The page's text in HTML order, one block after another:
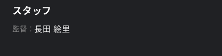
スタッフ
監督：長田 絵里